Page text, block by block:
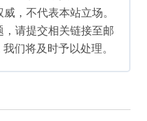
，不代表本站立场。
请提交相关链接至邮
们将及时予以处理。